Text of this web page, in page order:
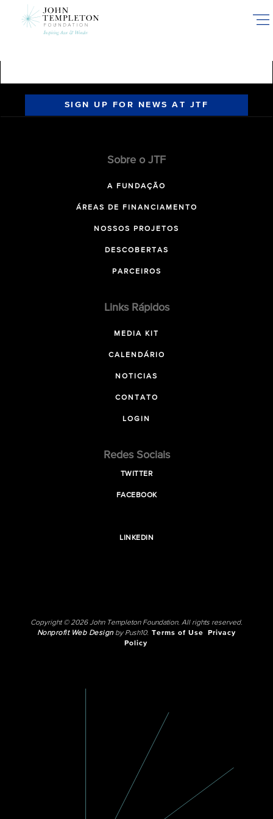
SIGN UP FOR NEWS AT JTF
Sobre o JTF
A FUNDAÇÃO
ÁREAS DE FINANCIAMENTO
NOSSOS PROJETOS
DESCOBERTAS
PARCEIROS
Links Rápidos
MEDIA KIT
CALENDÁRIO
NOTICIAS
CONTATO
LOGIN
Redes Sociais
TWITTER
FACEBOOK
LINKEDIN
Copyright © 2026 John Templeton Foundation. All rights reserved.
Nonprofit Web Designby Push10. Terms of Use
Privacy
Policy